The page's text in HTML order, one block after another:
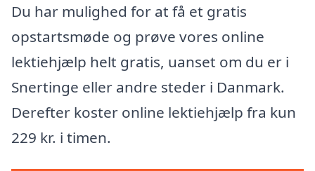
Du har mulighed for at få et gratis
opstartsmøde og prøve vores online
lektiehjælp helt gratis, uanset om du er i
Snertinge eller andre steder i Danmark.
Derefter koster online lektiehjælp fra kun
229 kr. i timen.